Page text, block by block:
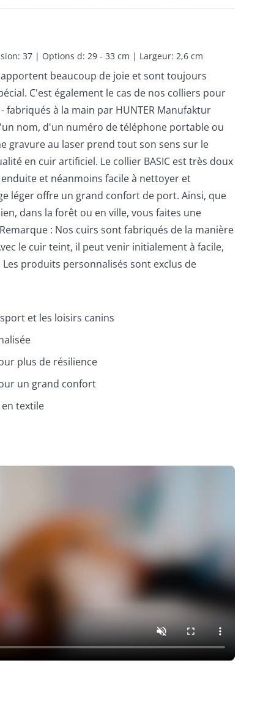
37 | Options d: 29 - 33 cm | Largeur: 2,6 cm
beaucoup de joie et sont toujours
C'est également le cas de nos colliers pour
fabriqués à la main par HUNTER Manufaktur
nom, d'un numéro de téléphone portable ou
gravure au laser prend tout son sens sur le
en cuir artificiel. Le collier BASIC est très doux
et néanmoins facile à nettoyer et
léger offre un grand confort de port. Ainsi, que
dans la forêt ou en ville, vous faites une
: Nos cuirs sont fabriqués de la manière
le cuir teint, il peut venir initialement à facile,
produits personnalisés sont exclus de
et les loisirs canins
plus de résilience
un grand confort
textile